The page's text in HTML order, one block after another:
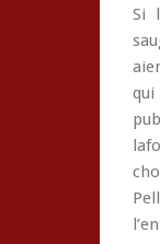
Si
qui